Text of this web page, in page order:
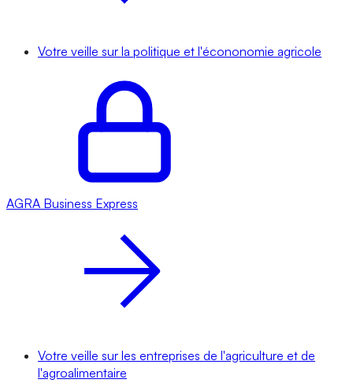
Votre veille sur la politique et l'écononomie agricole
AGRA Business Express
Votre veille sur les entreprises de l'agriculture et de
l'agroalimentaire